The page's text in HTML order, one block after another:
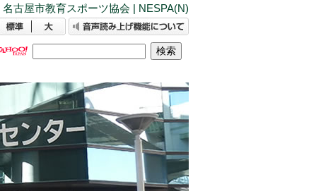
古屋市教育スポーツ協会 | NESPA(N)